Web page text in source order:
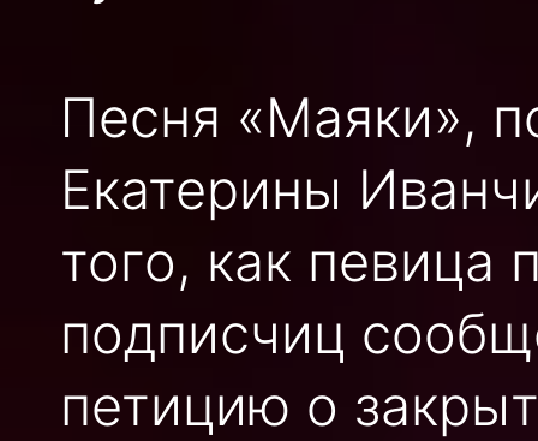
Песня «Маяки»,
Екатерины
того, как певица
подписчиц
петицию о